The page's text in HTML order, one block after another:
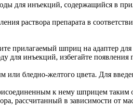
для инъекций, содержащийся в
раствора препарата в
прилагаемый шприц на адаптер
для инъекций, избегайте появления
бледно-желтого цвета. Для
к нему шприцем таким
рассчитанный в зависимости от